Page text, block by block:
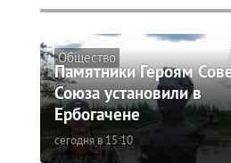
Общество
Памятники Героям
Союза установили в
Ербогачене
сегодня в 15:10